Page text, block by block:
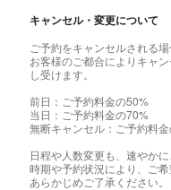
キャンセル・変更について
ご予約をキャンセルされる
お客様のご都合によりキャ
し受けます。
前日：ご予約料金の50%
当日：ご予約料金の70%
無断キャンセル：ご予約料
日程や人数変更も、速やかに
時期や予約状況により、ご
あらかじめご了承ください。